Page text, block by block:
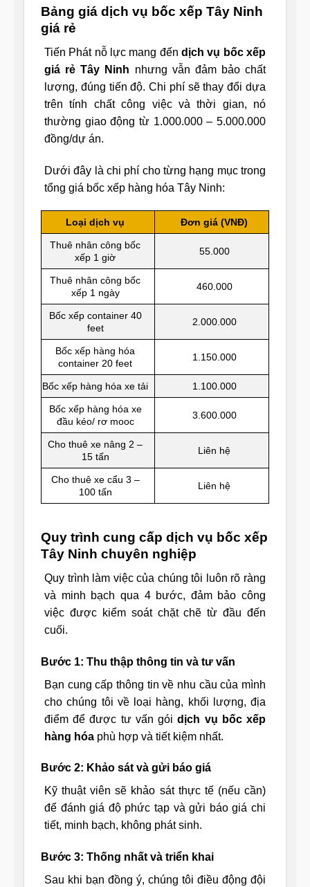
Bảng giá dịch vụ bốc xếp Tây Ninh
giá rẻ
Tiến Phát nỗ lực mang đến dịch vụ bốc xếp
giá rẻ Tây Ninh nhưng vẫn đảm bảo chất
lượng, đúng tiến độ. Chi phí sẽ thay đổi dựa
trên tính chất công việc và thời gian, nó
thường giao động từ 1.000.000 – 5.000.000
đồng/dự án.
Dưới đây là chi phí cho từng hạng mục trong
tổng giá bốc xếp hàng hóa Tây Ninh:
Loại dịch vụ Đơn giá (VNĐ)
Thuê nhân công bốc
xếp 1 giờ
55.000
Thuê nhân công bốc
xếp 1 ngày
460.000
Bốc xếp container 40
feet
2.000.000
Bốc xếp hàng hóa
container 20 feet
1.150.000
Bốc xếp hàng hóa xe tải 1.100.000
Bốc xếp hàng hóa xe
đầu kéo/ rơ mooc
3.600.000
Cho thuê xe nâng 2 –
15 tấn
Liên hệ
Cho thuê xe cẩu 3 –
100 tấn
Liên hệ
Quy trình cung cấp dịch vụ bốc xếp
Tây Ninh chuyên nghiệp
Quy trình làm việc của chúng tôi luôn rõ ràng
và minh bạch qua 4 bước, đảm bảo công
việc được kiểm soát chặt chẽ từ đầu đến
cuối.
Bước 1: Thu thập thông tin và tư vấn
Bạn cung cấp thông tin về nhu cầu của mình
cho chúng tôi về loại hàng, khối lượng, địa
điểm để được tư vấn góidịch vụ bốc xếp
hàng hóa phù hợp và tiết kiệm nhất.
Bước 2: Khảo sát và gửi báo giá
Kỹ thuật viên sẽ khảo sát thực tế (nếu cần)
để đánh giá độ phức tạp và gửi báo giá chi
tiết, minh bạch, không phát sinh.
Bước 3: Thống nhất và triển khai
Sau khi bạn đồng ý, chúng tôi điều động đội